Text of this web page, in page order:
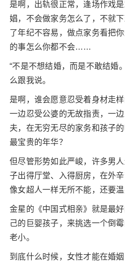
是啊，出轨很正常，逢场作戏
娼，不会做家务怎么了，不就
了年纪不容易，做点家务看把
的事怎么你都不会……
“不是不想结婚，而是不敢结婚
么跟我说。
是啊，谁会愿意忍受着身材走
一边忍受公婆的无故指责，一
夫，在无穷无尽的家务和孩子
最宝贵的年华？
但尽管形势如此严峻，许多男
子出得厅堂、入得厨房，在外
像女超人一样无所不能，还要温
金星的《中国式相亲》就是最
己的巨婴孩子，来挑选一个倒
老小。
到底什么时候，女性才能在婚